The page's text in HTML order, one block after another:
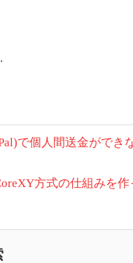
で個人間送金ができ
方式の仕組みを作